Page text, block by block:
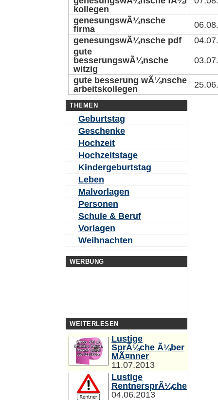
kollegen
genesungswÃ¼nsche
firma
genesungswÃ¼nsche pdf
gute
besserungswÃ¼nsche
witzig
gute besserung wÃ¼nsche
arbeitskollegen
THEMEN
Geburtstag
Geschenke
Hochzeit
Hochzeitstage
Kindergeburtstag
Leben
Malvorlagen
Personen
Schule & Beruf
Vorlagen
Weihnachten
WERBUNG
WEITERLESEN
Lustige
SprÃ¼che Ã¼ber
MÃ¤nner
11.07.2013
Lustige
RentnersprÃ¼che
04.06.2013